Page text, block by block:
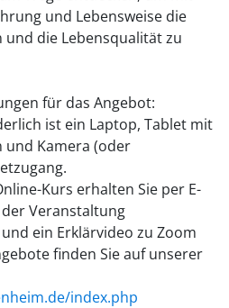
und Lebensweise die
die Lebensqualität zu
für das Angebot:
ist ein Laptop, Tablet mit
Kamera (oder
Kurs erhalten Sie per E-
Veranstaltung
ein Erklärvideo zu Zoom
finden Sie auf unserer
index.php